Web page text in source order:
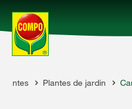
ProduitsPlantes de jardin